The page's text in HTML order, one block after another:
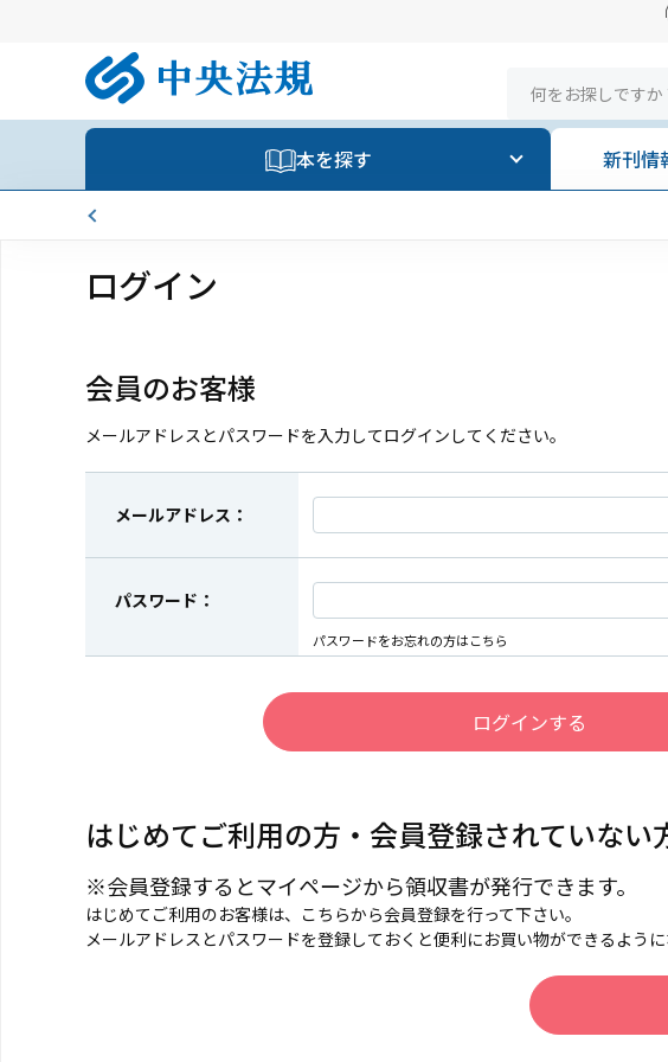
本を探す 新刊情
ログイン
会員のお客様
メールアドレスとパスワードを入力してログインしてください。
メールアドレス：
パスワード：
パスワードをお忘れの方はこちら
はじめてご利用の方・会員登録されていない
※会員登録するとマイページから領収書が発行できます。
はじめてご利用のお客様は、こちらから会員登録を行って下さい。
メールアドレスとパスワードを登録しておくと便利にお買い物ができるように